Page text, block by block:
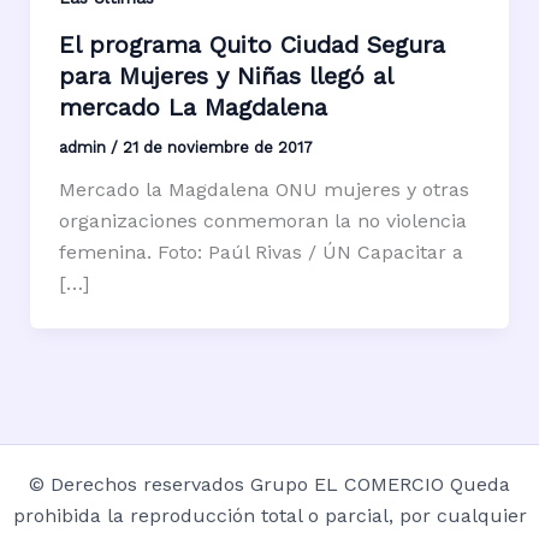
El programa Quito Ciudad Segura
para Mujeres y Niñas llegó al
mercado La Magdalena
admin / 21 de noviembre de 2017
Mercado la Magdalena ONU mujeres y otras
organizaciones conmemoran la no violencia
femenina. Foto: Paúl Rivas / ÚN Capacitar a
[…]
© Derechos reservados Grupo EL COMERCIO Queda
prohibida la reproducción total o parcial, por cualquier